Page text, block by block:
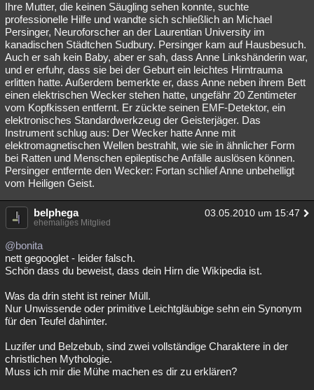
Ihre Mutter, die keinen Säugling sehen konnte, suchte
professionelle Hilfe und wandte sich schließlich an Michael
Persinger, Neuroforscher an der Laurentian University im
kanadischen Städtchen Sudbury. Persinger kam auf Hausbesuch.
Auch er sah kein Baby, aber er sah, dass Anne Linkshänderin war,
und er erfuhr, dass sie bei der Geburt ein leichtes Hirntrauma
erlitten hatte. Außerdem bemerkte er, dass Anne neben ihrem Bett
einen elektrischen Wecker stehen hatte, ungefähr 20 Zentimeter
vom Kopfkissen entfernt. Er zückte seinen EMF-Detektor, ein
elektronisches Standardwerkzeug der Geisterjäger. Das
Instrument schlug aus: Der Wecker hatte Anne mit
elektromagnetischen Wellen bestrahlt, wie sie in ähnlicher Form
bei Ratten und Menschen epileptische Anfälle auslösen können.
Persinger entfernte den Wecker: Fortan schlief Anne unbehelligt
vom Heiligen Geist.
belphega 03.05.2010 um 15:47
ehemaliges Mitglied
@bonita
nett gegooglet - leider falsch.
Schön dass du beweist, dass dein Hirn die Wikipedia ist.
Was da drin steht ist reiner Müll.
Nur Unwissende oder primitive Leichtgläubige sehn ein Synonym
für den Teufel dahinter.
Luzifer und Belzebub, sind zwei vollständige Charaktere in der
christlichen Mythologie.
Muss ich mir die Mühe machen es dir zu erklären?